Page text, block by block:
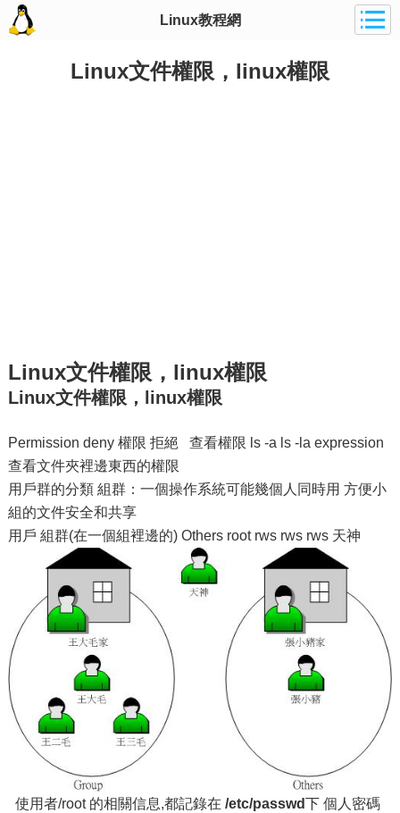
Linux教程網
Linux文件權限，linux權限
Linux文件權限，linux權限
Linux文件權限，linux權限
Permission deny 權限 拒絕 查看權限 ls -a ls -la expression
查看文件夾裡邊東西的權限
用戶群的分類 組群：一個操作系統可能幾個人同時用 方便小
組的文件安全和共享
用戶 組群(在一個組裡邊的) Others root rws rws rws 天神
使用者/root 的相關信息,都記錄在 /etc/passwd下 個人密碼